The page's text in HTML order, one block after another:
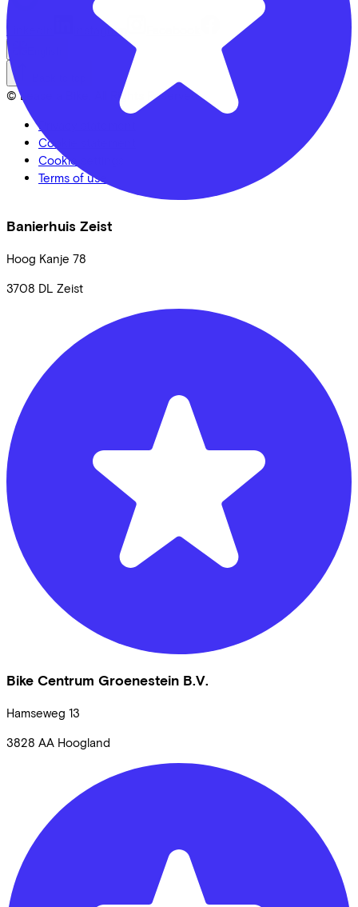
Banierhuis Zeist
Hoog Kanje 78
3708 DL Zeist
Bike Centrum Groenestein B.V.
Hamseweg 13
3828 AA Hoogland
LinkedIn Instagram
© Lease a Bike. All Rights Reserved.
Privacy statement
Cookie statement
Cookie settings
Terms of use